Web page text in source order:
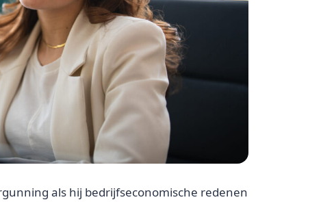
als hij bedrijfseconomische redenen